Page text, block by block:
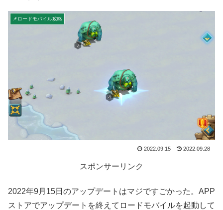
📌ロードモバイル攻略
2022.09.15 2022.09.28
スポンサーリンク
2022年9月15日のアップデートはマジですごかった。APP
ストアでアップデートを終えてロードモバイルを起動して